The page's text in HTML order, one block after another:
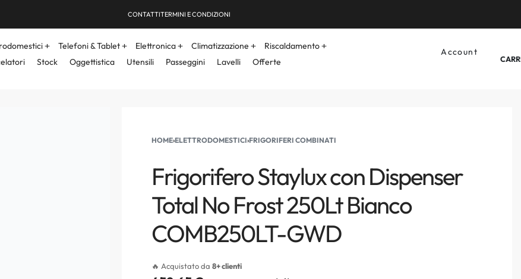
CONTATTITERMINI E CONDIZIONI
Telefoni & Tablet Elettronica Climatizzazione
Riscaldamento
Stock Oggettistica Utensili Passeggini Lavelli Offerte
Account
HOME›ELETTRODOMESTICI›FRIGORIFERI COMBINATI
Frigorifero Staylux con Dispenser
Total No Frost 250Lt Bianco
COMB250LT-GWD
🔥 Acquistato da 8+ clienti